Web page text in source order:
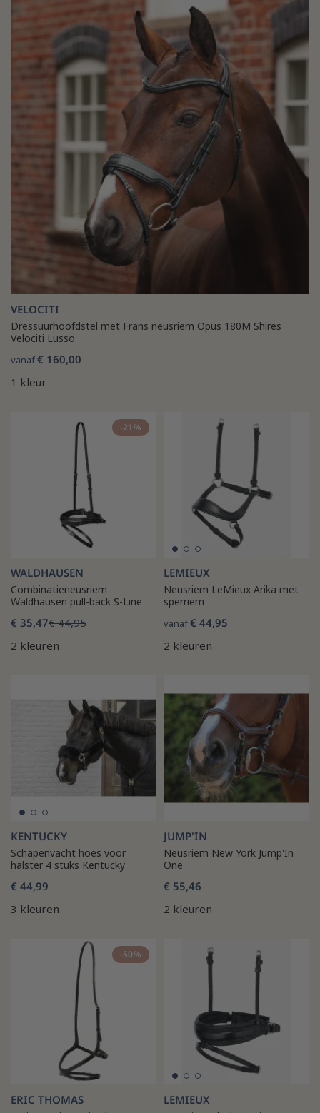
VELOCITI
Dressuurhoofdstel met Frans neusriem Opus 180M Shires
Velociti Lusso
vanaf€ 160,00
1 kleur
-21%
WALDHAUSEN
Combinatieneusriem
Waldhausen pull-back S-Line
€ 35,47€ 44,95
2 kleuren
LEMIEUX
Neusriem LeMieux Arika met
sperriem
vanaf€ 44,95
2 kleuren
KENTUCKY
Schapenvacht hoes voor
halster 4 stuks Kentucky
€ 44,99
3 kleuren
JUMP'IN
Neusriem New York Jump'In
One
€ 55,46
2 kleuren
-50%
ERIC THOMAS LEMIEUX